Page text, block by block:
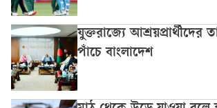
যুক্তরাজ্যে আশ্রয়প্রার্থীদের
পাঁচে বাংলাদেশ